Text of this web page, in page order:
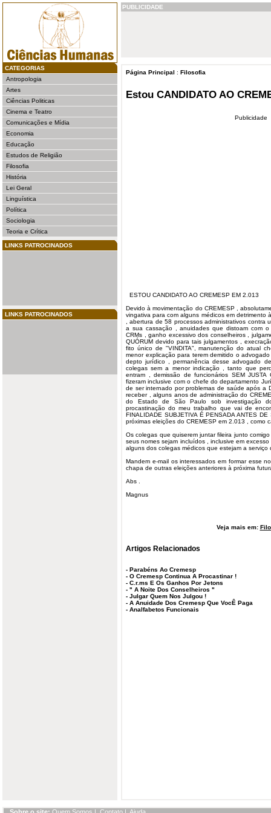
CATEGORIAS
Antropologia
Artes
Ciências Politicas
Cinema e Teatro
Comunicações e Mídia
Economia
Educação
Estudos de Religião
Filosofia
História
Lei Geral
Linguística
Política
Sociologia
Teoria e Crítica
LINKS PATROCINADOS
LINKS PATROCINADOS
PUBLICIDADE
Página Principal : Filosofia
Estou CANDIDATO AO
Publicidade
ESTOU CANDIDATOAO CREMESP EM 2.013
Devido à movimentação do CREMESP ,
vingativa para com alguns médicos em
, abertura de 58 processosadministrativos contra
a sua cassação , anuidades que distoam com
CRMs , ganho excessivo dos conselheiros ,
QUÓRUM devido para tais julgamentos ,
fito único de "VINDITA", manutenção do atual
menor explicação para terem demitido o
depto jurídico , permanência desse advogado
colegas sem a menor indicação , tanto que
entram , demissão de funcionários SEM JUSTA
fizeraminclusive com o chefe do departamento
de ser internado por problemas de saúde após a
receber , alguns anos de administração do
do Estado de São Paulo sob investigação
procastinação do meu trabalho que vai de
FINALIDADE SUBJETIVA É PENSADA ANTES
próximas eleições do CREMESP em 2.013 , como
Os colegas que quiserem juntar fileira junto
seus nomes sejam incluídos , inclusive em
alguns dos colegas médicos que estejam a serviço
Mandem e-mail os interessados em formar esse
chapa de outras eleições anteriores à próxima
Abs .
Magnus
Veja mais em:
Artigos Relacionados
- Parabéns Ao Cremesp
- O Cremesp Continua A Procastinar !
- C.r.ms E Os Ganhos Por Jetons
- " A Noite Dos Conselheiros "
- Julgar Quem Nos Julgou !
- A Anuidade Dos Cremesp Que VocÊ Paga
- Analfabetos Funcionais